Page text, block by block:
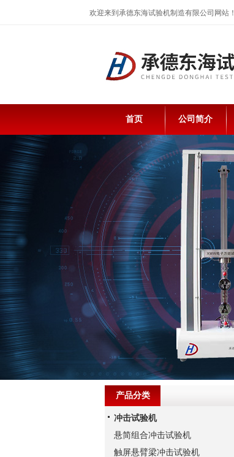
欢迎来到承德东海试验机制造有限公司网站！
首页 公司简介
产品分类
冲击试验机
悬简组合冲击试验机
触屏悬臂梁冲击试验机